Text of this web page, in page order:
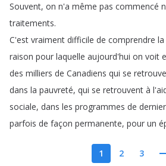
Souvent, on n'a même pas commencé
traitements.
C'est vraiment difficile de comprendre la
raison pour laquelle aujourd'hui on voit
des milliers de Canadiens qui se
dans la pauvreté, qui se retrouvent à
sociale, dans les programmes de
parfois de façon permanente, pour un
1 2 3